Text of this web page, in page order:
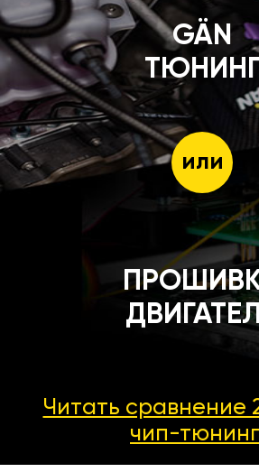
GÄN
или
Читать сравнение
чип-